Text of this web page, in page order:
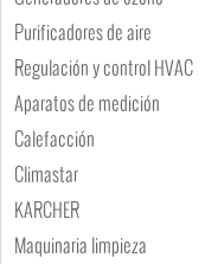
Purificadores de aire
Regulación y control HVAC
Aparatos de medición
Calefacción
Climastar
KARCHER
Maquinaria limpieza